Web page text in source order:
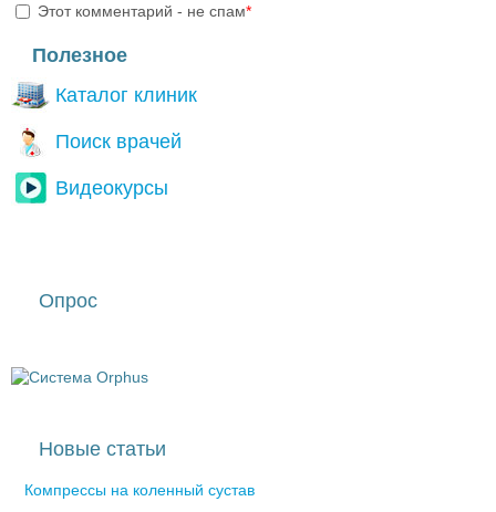
Этот комментарий - не спам*
Полезное
Каталог клиник
Поиск врачей
Видеокурсы
Опрос
Новые статьи
Компрессы на коленный сустав